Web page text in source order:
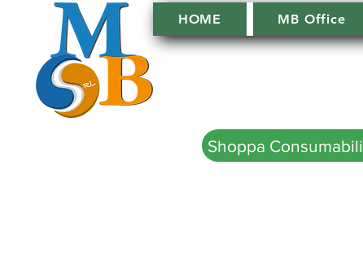
HOME MB Office
Shoppa Consumabili